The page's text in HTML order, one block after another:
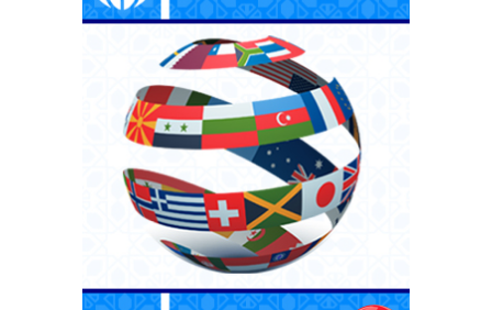
Arabic - Egypt